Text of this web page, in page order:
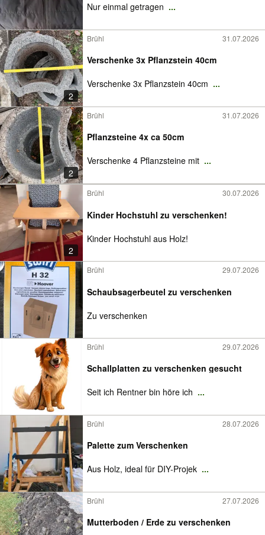
Nur einmal getragen ...
2
Brühl 31.07.2026
Verschenke 3x Pflanzstein 40cm
Verschenke 3x Pflanzstein 40cm ...
2
Brühl 31.07.2026
Pflanzsteine 4x ca 50cm
Verschenke 4 Pflanzsteine mit ...
2
Brühl 30.07.2026
Kinder Hochstuhl zu verschenken!
Kinder Hochstuhl aus Holz!
Brühl 29.07.2026
Schaubsagerbeutel zu verschenken
Zu verschenken
Brühl 29.07.2026
Schallplatten zu verschenken gesucht
Seit ich Rentner bin höre ich ...
Brühl 28.07.2026
Palette zum Verschenken
Aus Holz, ideal für DIY-Projek ...
Brühl 27.07.2026
Mutterboden / Erde zu verschenken